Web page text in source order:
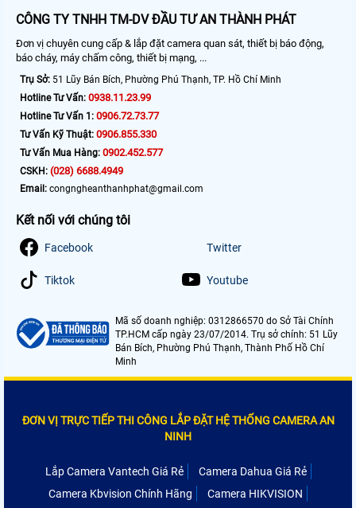
CÔNG TY TNHH TM-DV ĐẦU TƯ AN THÀNH PHÁT
Đơn vị chuyên cung cấp & lắp đặt camera quan sát, thiết bị báo động,
báo cháy, máy chấm công, thiết bị mạng, ...
Trụ Sở: 51 Lũy Bán Bích, Phường Phú Thạnh, TP. Hồ Chí Minh
Hotline Tư Vấn: 0938.11.23.99
Hotline Tư Vấn 1: 0906.72.73.77
Tư Vấn Kỹ Thuật: 0906.855.330
Tư Vấn Mua Hàng: 0902.452.577
CSKH: (028) 6688.4949
Email: congngheanthanhphat@gmail.com
Kết nối với chúng tôi
Facebook Twitter
Tiktok Youtube
Mã số doanh nghiệp: 0312866570 do Sở Tài Chính
TP.HCM cấp ngày 23/07/2014. Trụ sở chính: 51 Lũy
Bán Bích, Phường Phú Thạnh, Thành Phố Hồ Chí
Minh
ĐƠN VỊ TRỰC TIẾP THI CÔNG LẮP ĐẶT HỆ THỐNG CAMERA AN
NINH
Lắp Camera Vantech Giá Rẻ
Camera Dahua Giá Rẻ
Camera Kbvision Chính Hãng
Camera HIKVISION